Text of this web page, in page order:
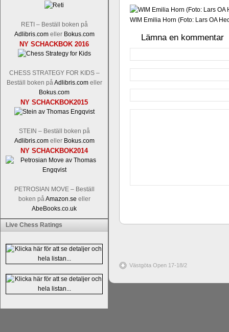
RETI – Beställ boken på
Adlibris.comeller Bokus.com
NY SCHACKBOK 2016
CHESS STRATEGY FOR KIDS –
Beställ boken påAdlibris.comeller
Bokus.com
NY SCHACKBOK2015
STEIN – Beställ boken på
Adlibris.comeller Bokus.com
NY SCHACKBOK2014
PETROSIAN MOVE – Beställ
boken påAmazon.se eller
AbeBooks.co.uk
Live Chess Ratings
WIM Emilia Horn (Foto: Lars OA
Lämna en kommentar
Västgöta Open 17-18/2